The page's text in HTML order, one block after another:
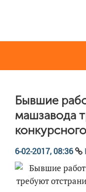
Бывшие
машзавода
6-02-2017, 08:36